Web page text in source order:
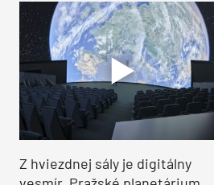
Z hviezdnej sály je digitálny